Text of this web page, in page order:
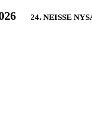
24. NEISSE